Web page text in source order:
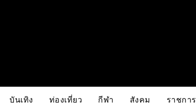
บันเทิง ท่องเที่ยว กีฬา สังคม ราชการ